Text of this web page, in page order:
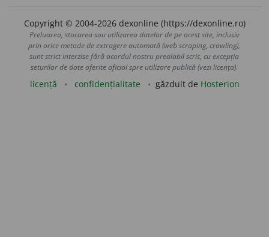
Copyright © 2004-2026 dexonline (https://dexonline.ro)
Preluarea, stocarea sau utilizarea datelor de pe acest site, inclusiv
prin orice metode de extragere automată (web scraping, crawling),
sunt strict interzise fără acordul nostru prealabil scris, cu excepția
seturilor de date oferite oficial spre utilizare publică (vezi licența).
licență confidențialitate găzduit de Hosterion